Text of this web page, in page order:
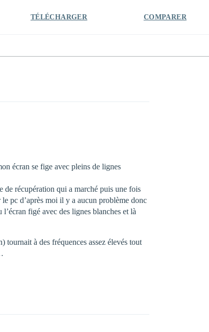
TÉLÉCHARGER COMPARER
écran se fige avec pleins de lignes
de récupération qui a marché puis une fois
pc d’après moi il y a aucun problème donc
figé avec des lignes blanches et là
tournait à des fréquences assez élevés tout